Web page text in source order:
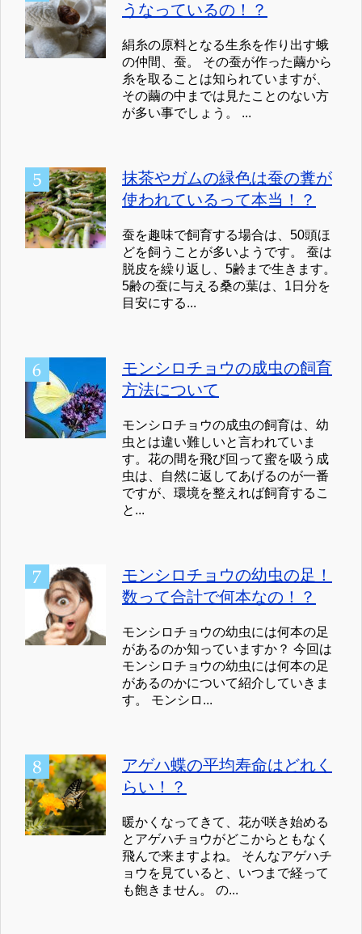
うなっているの！？
絹糸の原料となる生糸を作り出す蛾
の仲間、蚕。 その蚕が作った繭から
糸を取ることは知られていますが、
その繭の中までは見たことのない方
が多い事でしょう。 ...
抹茶やガムの緑色は蚕の糞が
使われているって本当！？
蚕を趣味で飼育する場合は、50頭ほ
どを飼うことが多いようです。 蚕は
脱皮を繰り返し、5齢まで生きます。
5齢の蚕に与える桑の葉は、1日分を
目安にする...
モンシロチョウの成虫の飼育
方法について
モンシロチョウの成虫の飼育は、幼
虫とは違い難しいと言われていま
す。花の間を飛び回って蜜を吸う成
虫は、自然に返してあげるのが一番
ですが、環境を整えれば飼育するこ
と...
モンシロチョウの幼虫の足！
数って合計で何本なの！？
モンシロチョウの幼虫には何本の足
があるのか知っていますか？ 今回は
モンシロチョウの幼虫には何本の足
があるのかについて紹介していきま
す。 モンシロ...
アゲハ蝶の平均寿命はどれく
らい！？
暖かくなってきて、花が咲き始める
とアゲハチョウがどこからともなく
飛んで来ますよね。 そんなアゲハチ
ョウを見ていると、いつまで経って
も飽きません。 の...